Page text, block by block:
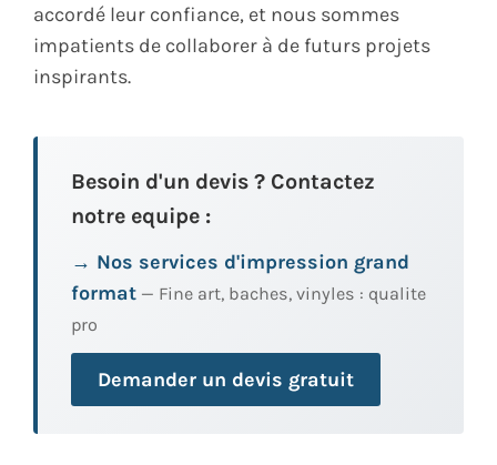
accordé leur confiance, et nous sommes
impatients de collaborer à de futurs projets
inspirants.
Besoin d'un devis ? Contactez
notre equipe :
→ Nos services d'impression grand
format — Fine art, baches, vinyles : qualite
pro
Demander un devis gratuit